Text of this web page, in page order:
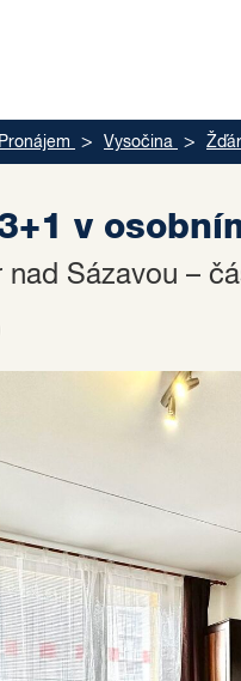
Pronájem Vysočina
v
Sázavou –